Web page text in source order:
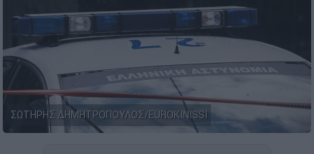
ΣΩΤΗΡΗΣ ΔΗΜΗΤΡΟΠΟΥΛΟΣ/EUROKINISSI